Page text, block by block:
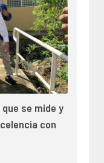
que se mide y
con